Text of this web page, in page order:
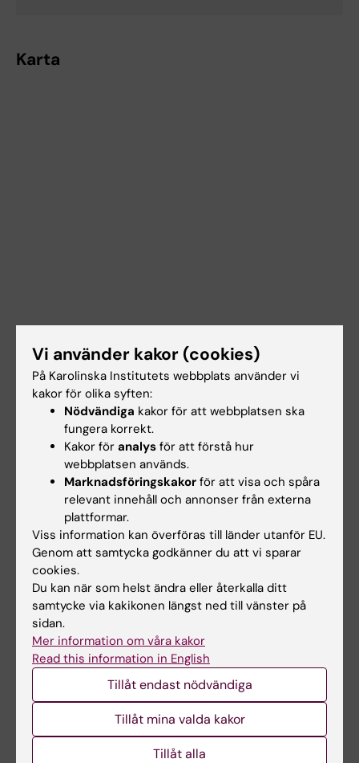
Karta
Documents
Länkar
Lokalbokning för medarbetare
Hade du nytta av informationen på denna sida?
No
Vi använder kakor (cookies)
På Karolinska Institutets webbplats använder vi
kakor för olika syften:
Nödvändiga kakor för att webbplatsen ska
fungera korrekt.
Kakor för analys för att förstå hur
webbplatsen används.
Marknadsföringskakor för att visa och spåra
relevant innehåll och annonser från externa
plattformar.
Viss information kan överföras till länder utanför EU.
Genom att samtycka godkänner du att vi sparar
cookies.
Du kan när som helst ändra eller återkalla ditt
samtycke via kakikonen längst ned till vänster på
sidan.
Mer information om våra kakor
Read this information in English
Tillåt endast nödvändiga
Tillåt mina valda kakor
Tillåt alla